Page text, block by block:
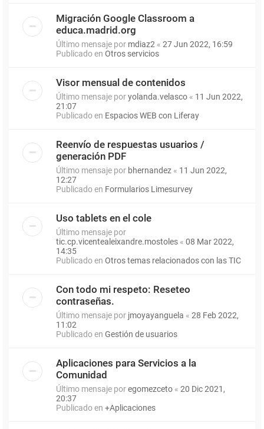
Migración Google Classroom a
educa.madrid.org
Último mensaje por mdiaz2 « 27 Jun 2022, 16:59
Publicado en Otros servicios
Visor mensual de contenidos
Último mensaje poryolanda.velasco « 11 Jun 2022,
21:07
Publicado en Espacios WEB con Liferay
Reenvío de respuestas usuarios /
generación PDF
Último mensaje por bhernandez « 11 Jun 2022,
12:27
Publicado en Formularios Limesurvey
Uso tablets en el cole
Último mensaje por
tic.cp.vicentealeixandre.mostoles « 08 Mar 2022,
14:35
Publicado en Otros temas relacionados con las TIC
Con todo mi respeto: Reseteo
contraseñas.
Último mensaje por jmoyayanguela « 28 Feb 2022,
11:02
Publicado en Gestión de usuarios
Aplicaciones para Servicios a la
Comunidad
Último mensaje poregomezceto « 20 Dic 2021,
20:37
Publicado en +Aplicaciones